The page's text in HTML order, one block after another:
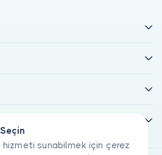
sunabilmek için çerez